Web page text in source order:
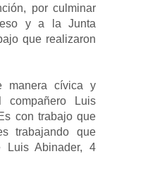
por culminar
y a la Junta
que realizaron
manera cívica y
Luis
con trabajo que
trabajando que
Luis Abinader, 4